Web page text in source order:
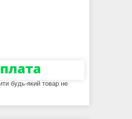
будь-який товар не